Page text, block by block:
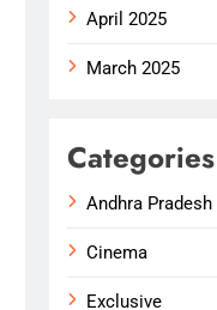
April 2025
March 2025
Categories
Andhra Pradesh
Cinema
Exclusive